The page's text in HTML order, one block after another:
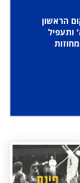
הראשון
ותעפיל